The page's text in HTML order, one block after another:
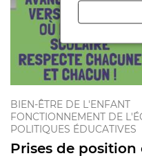
BIEN-ÊTRE DE L'ENFANT
FONCTIONNEMENT DE
POLITIQUES ÉDUCATIVES
Prises de